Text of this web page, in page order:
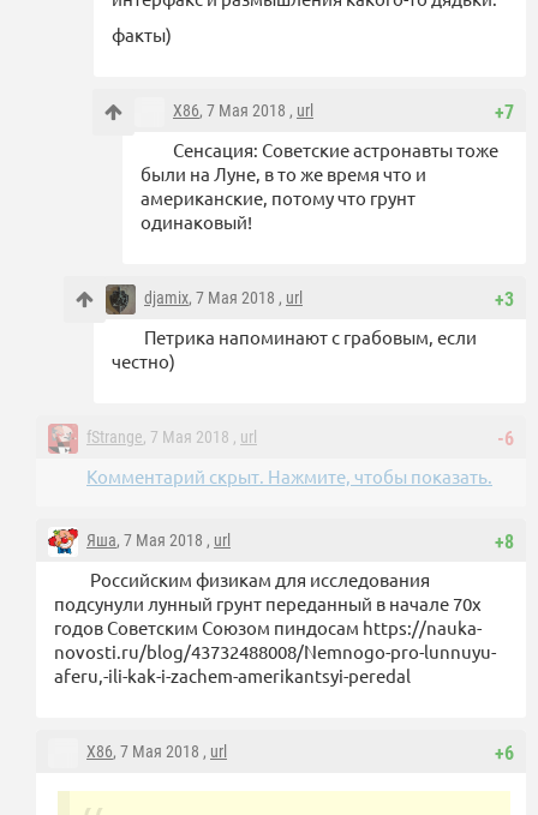
факты)
+7
X86, 7 Мая 2018 , url
Сенсация: Советские астронавты тоже
были на Луне, в то же время что и
американские, потому что грунт
одинаковый!
+3
djamix, 7 Мая 2018 , url
Петрика напоминают с грабовым, если
честно)
-6
fStrange, 7 Мая 2018 , url
Комментарий скрыт. Нажмите, чтобы показать.
+8
Яша, 7 Мая 2018 , url
Российским физикам для исследования
подсунули лунный грунт переданный в начале 70х
годов Советским Союзом пиндосам https://nauka-
novosti.ru/blog/43732488008/Nemnogo-pro-lunnuyu-
aferu,-ili-kak-i-zachem-amerikantsyi-peredal
+6
X86, 7 Мая 2018 , url